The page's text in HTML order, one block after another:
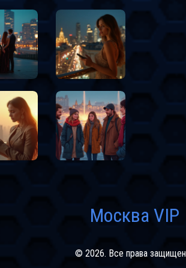
Москва VIP
© 2026. Все права